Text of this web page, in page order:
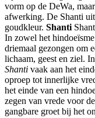
vorm op de DeWa,
afwerking. De Shanti
goudkleur. Shanti
In zowel het
driemaal gezongen om
lichaam, geest en ziel.
Shanti vaak aan het
oproep tot innerlijke
het einde van een
zegen van vrede voor
gangbare groet bij het